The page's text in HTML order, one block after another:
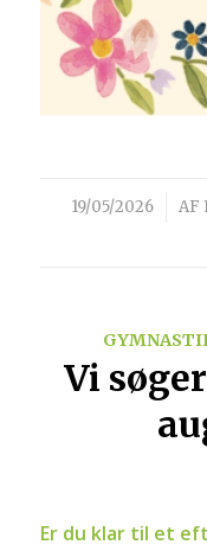
19/05/2026
/ AF
Vi
Er du klar til et